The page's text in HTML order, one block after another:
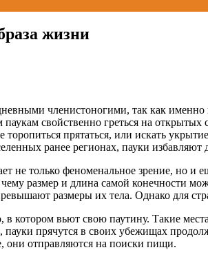
жизни
членистоногими, так как
свойственно греться на
торопиться прятаться, или искать
ранее регионах, пауки
не только феноменальное зрение, но и
чему размер и длина самой конечности
размеры их тела. Однако для
котором вьют свою паутину. Такие
пауки прячутся в своих убежищах
они отправляются на поиски пищи.